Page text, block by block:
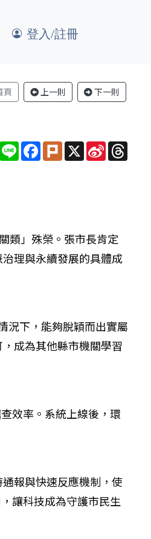
登入/註冊
頁 上一則 下一則
Line Facebook
PlurkX Sina
Weibo
類」殊榮。張市長肯定
理與永續發展的具體成
況下，能夠脫穎而出實屬
成為其他縣市機關學習
效率。系統上線後，環
報與快速反應機制，使
讓科技成為守護市民生